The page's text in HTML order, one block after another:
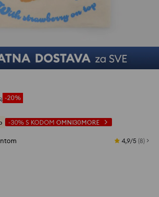
-20%
-30% S KODOM OMNI30MORE
4,9/5 (8)